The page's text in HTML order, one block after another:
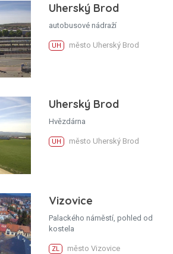
Uherský Brod
autobusové nádraží
UH město Uherský Brod
Uherský Brod
Hvězdárna
UH město Uherský Brod
Vizovice
Palackého náměstí, pohled od
kostela
ZL město Vizovice